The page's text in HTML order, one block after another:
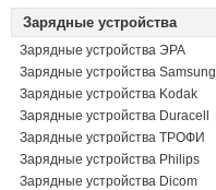
Зарядные устройства
Зарядные устройства ЭРА
Зарядные устройства Samsung
Зарядные устройства Kodak
Зарядные устройства Duracell
Зарядные устройства ТРОФИ
Зарядные устройства Philips
Зарядные устройства Dicom